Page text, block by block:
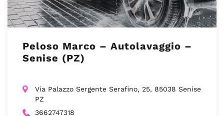
Peloso Marco – Autolavaggio –
Senise (PZ)
Via Palazzo Sergente Serafino, 25, 85038 Senise
PZ
3662747318